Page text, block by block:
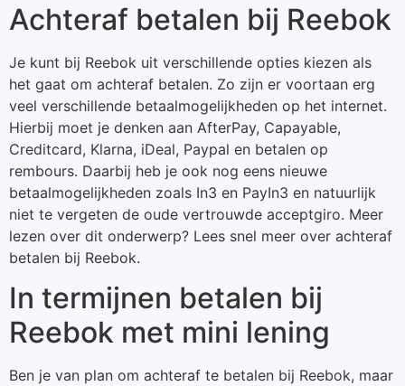
Achteraf betalen bij Reebok
Je kunt bij Reebok uit verschillende opties kiezen als
het gaat om achteraf betalen. Zo zijn er voortaan erg
veel verschillende betaalmogelijkheden op het internet.
Hierbij moet je denken aan AfterPay, Capayable,
Creditcard, Klarna, iDeal, Paypal en betalen op
rembours. Daarbij heb je ook nog eens nieuwe
betaalmogelijkheden zoals In3 en PayIn3 en natuurlijk
niet te vergeten de oude vertrouwde acceptgiro. Meer
lezen over dit onderwerp? Lees snel meer over achteraf
betalen bij Reebok.
In termijnen betalen bij
Reebok met mini lening
Ben je van plan om achteraf te betalen bij Reebok, maar